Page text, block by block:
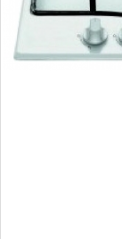
Оплата
Доставка
Услуги
Возврат